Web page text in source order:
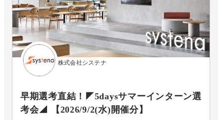
株式会社システナ
早期選考直結！◤5daysサマーインターン選
考会◢ 【2026/9/2(水)開催分】